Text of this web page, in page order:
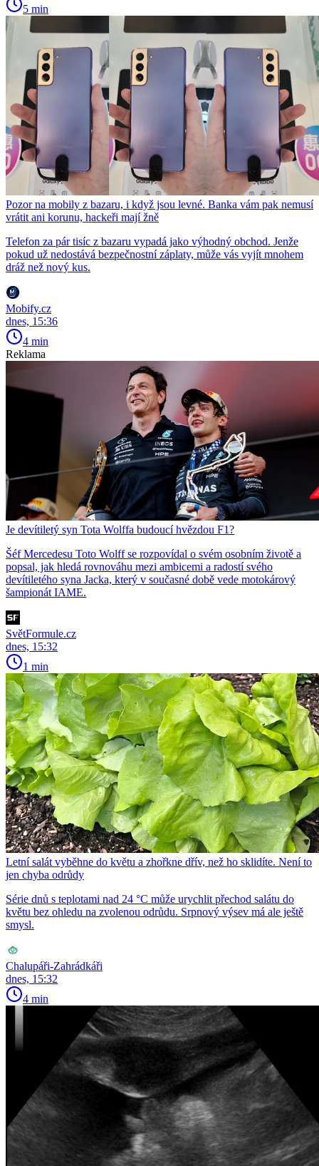
5 min
Pozor na mobily z bazaru, i když jsou levné. Banka vám pak nemusí
vrátit ani korunu, hackeři mají žně
Telefon za pár tisíc z bazaru vypadá jako výhodný obchod. Jenže
pokud už nedostává bezpečnostní záplaty, může vás vyjít mnohem
dráž než nový kus.
Mobify.cz
dnes, 15:36
4 min
Reklama
Je devítiletý syn Tota Wolffa budoucí hvězdou F1?
Šéf Mercedesu Toto Wolff se rozpovídal o svém osobním životě a
popsal, jak hledá rovnováhu mezi ambicemi a radostí svého
devítiletého syna Jacka, který v současné době vede motokárový
šampionát IAME.
SvětFormule.cz
dnes, 15:32
1 min
Letní salát vyběhne do květu a zhořkne dřív, než ho sklidíte. Není to
jen chyba odrůdy
Série dnů s teplotami nad 24 °C může urychlit přechod salátu do
květu bez ohledu na zvolenou odrůdu. Srpnový výsev má ale ještě
smysl.
Chalupáři-Zahrádkáři
dnes, 15:32
4 min